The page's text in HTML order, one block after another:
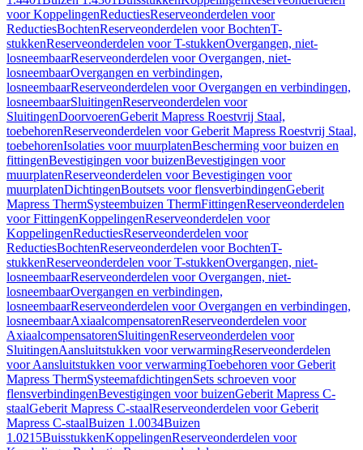
voor KoppelingenReductiesReserveonderdelen voor
ReductiesBochtenReserveonderdelen voor BochtenT-
stukkenReserveonderdelen voor T-stukkenOvergangen, niet-
losneembaarReserveonderdelen voor Overgangen, niet-
losneembaarOvergangen en verbindingen,
losneembaarReserveonderdelen voor Overgangen en verbindingen,
losneembaarSluitingenReserveonderdelen voor
SluitingenDoorvoerenGeberit Mapress Roestvrij Staal,
toebehorenReserveonderdelen voor Geberit Mapress Roestvrij Staal,
toebehorenIsolaties voor muurplatenBescherming voor buizen en
fittingenBevestigingen voor buizenBevestigingen voor
muurplatenReserveonderdelen voor Bevestigingen voor
muurplatenDichtingenBoutsets voor flensverbindingenGeberit
Mapress ThermSysteembuizen ThermFittingenReserveonderdelen
voor FittingenKoppelingenReserveonderdelen voor
KoppelingenReductiesReserveonderdelen voor
ReductiesBochtenReserveonderdelen voor BochtenT-
stukkenReserveonderdelen voor T-stukkenOvergangen, niet-
losneembaarReserveonderdelen voor Overgangen, niet-
losneembaarOvergangen en verbindingen,
losneembaarReserveonderdelen voor Overgangen en verbindingen,
losneembaarAxiaalcompensatorenReserveonderdelen voor
AxiaalcompensatorenSluitingenReserveonderdelen voor
SluitingenAansluitstukken voor verwarmingReserveonderdelen
voor Aansluitstukken voor verwarmingToebehoren voor Geberit
Mapress ThermSysteemafdichtingenSets schroeven voor
flensverbindingenBevestigingen voor buizenGeberit Mapress C-
staalGeberit Mapress C-staalReserveonderdelen voor Geberit
Mapress C-staalBuizen 1.0034Buizen
1.0215BuisstukkenKoppelingenReserveonderdelen voor